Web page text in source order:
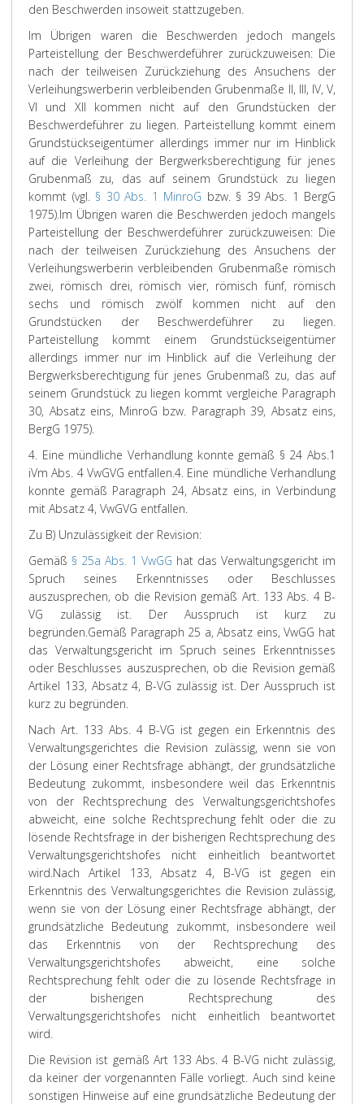
den Beschwerden insoweit stattzugeben.
Im Übrigen waren die Beschwerden jedoch mangels
Parteistellung der Beschwerdeführer zurückzuweisen: Die
nach der teilweisen Zurückziehung des Ansuchens der
Verleihungswerberin verbleibenden Grubenmaße II, III, IV, V,
VI und XII kommen nicht auf den Grundstücken der
Beschwerdeführer zu liegen. Parteistellung kommt einem
Grundstückseigentümer allerdings immer nur im Hinblick
auf die Verleihung der Bergwerksberechtigung für jenes
Grubenmaß zu, das auf seinem Grundstück zu liegen
kommt (vgl. § 30 Abs. 1 MinroG bzw. § 39 Abs. 1 BergG
1975).Im Übrigen waren die Beschwerden jedoch mangels
Parteistellung der Beschwerdeführer zurückzuweisen: Die
nach der teilweisen Zurückziehung des Ansuchens der
Verleihungswerberin verbleibenden Grubenmaße römisch
zwei, römisch drei, römisch vier, römisch fünf, römisch
sechs und römisch zwölf kommen nicht auf den
Grundstücken der Beschwerdeführer zu liegen.
Parteistellung kommt einem Grundstückseigentümer
allerdings immer nur im Hinblick auf die Verleihung der
Bergwerksberechtigung für jenes Grubenmaß zu, das auf
seinem Grundstück zu liegen kommt vergleiche Paragraph
30, Absatz eins, MinroG bzw. Paragraph 39, Absatz eins,
BergG 1975).
4. Eine mündliche Verhandlung konnte gemäß § 24 Abs.1
iVm Abs. 4 VwGVG entfallen.4. Eine mündliche Verhandlung
konnte gemäß Paragraph 24, Absatz eins, in Verbindung
mit Absatz 4, VwGVG entfallen.
Zu B) Unzulässigkeit der Revision:
Gemäß § 25a Abs. 1 VwGG hat das Verwaltungsgericht im
Spruch seines Erkenntnisses oder Beschlusses
auszusprechen, ob die Revision gemäß Art. 133 Abs. 4 B-
VG zulässig ist. Der Ausspruch ist kurz zu
begründen.Gemäß Paragraph 25 a, Absatz eins, VwGG hat
das Verwaltungsgericht im Spruch seines Erkenntnisses
oder Beschlusses auszusprechen, ob die Revision gemäß
Artikel 133, Absatz 4, B-VG zulässig ist. Der Ausspruch ist
kurz zu begründen.
Nach Art. 133 Abs. 4 B-VG ist gegen ein Erkenntnis des
Verwaltungsgerichtes die Revision zulässig, wenn sie von
der Lösung einer Rechtsfrage abhängt, der grundsätzliche
Bedeutung zukommt, insbesondere weil das Erkenntnis
von der Rechtsprechung des Verwaltungsgerichtshofes
abweicht, eine solche Rechtsprechung fehlt oder die zu
lösende Rechtsfrage in der bisherigen Rechtsprechung des
Verwaltungsgerichtshofes nicht einheitlich beantwortet
wird.Nach Artikel 133, Absatz 4, B-VG ist gegen ein
Erkenntnis des Verwaltungsgerichtes die Revision zulässig,
wenn sie von der Lösung einer Rechtsfrage abhängt, der
grundsätzliche Bedeutung zukommt, insbesondere weil
das Erkenntnis von der Rechtsprechung des
Verwaltungsgerichtshofes abweicht, eine solche
Rechtsprechung fehlt oder die zu lösende Rechtsfrage in
der bisherigen Rechtsprechung des
Verwaltungsgerichtshofes nicht einheitlich beantwortet
wird.
Die Revision ist gemäß Art 133 Abs. 4 B-VG nicht zulässig,
da keiner der vorgenannten Fälle vorliegt. Auch sind keine
sonstigen Hinweise auf eine grundsätzliche Bedeutung der